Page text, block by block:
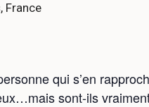
France
qui s’en
sont-ils